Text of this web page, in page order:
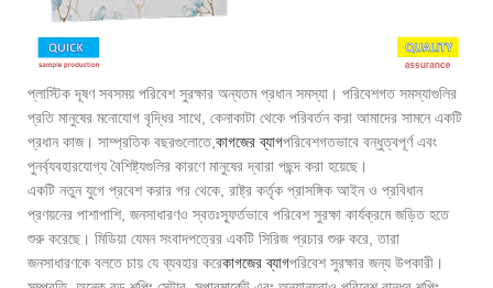
প্লাস্টিক দূষণ সবসময় পরিবেশ সুরক্ষার অন্যতম প্রধান সমস্যা। পরিবেশগত সমস্যাগুলির
প্রতি মানুষের মনোযোগ বৃদ্ধির সাথে, কেনাকাটা থেকে পরিবর্তন করা আমাদের সামনে একটি
প্রধান কাজ। সাম্প্রতিক বছরগুলোতে,কাগজের ব্যাগপরিবেশগতভাবে বন্ধুত্বপূর্ণ এবং
পুনর্ব্যবহারযোগ্য বৈশিষ্ট্যগুলির কারণে মানুষের দ্বারা পছন্দ করা হয়েছে।
একটি নতুন যুগে প্রবেশ করার পর থেকে, রাষ্ট্র কর্তৃক প্রাসঙ্গিক আইন ও প্রবিধান
প্রণয়নের পাশাপাশি, জনসাধারণও স্বতঃস্ফূর্তভাবে পরিবেশ সুরক্ষা কার্যক্রমে জড়িত হতে
শুরু করেছে। মিডিয়া যেমন সংবাদপত্রের একটি সিরিজ প্রচার শুরু করে, তারা
জনসাধারণকে বলতে চায় যে ব্যবহার করেকাগজের ব্যাগপরিবেশ সুরক্ষার জন্য উপকারী।